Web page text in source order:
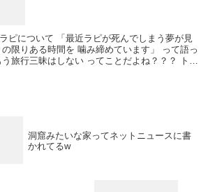
ピについて 「最近ラピが死んでしまう夢が見
限りある時間を 噛み締めています」 って語っ
旅行三昧はしない ってことだよね？？？ トッ
洞窟みたいな家ってネットニュースに書
かれてるw